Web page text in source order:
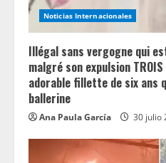
i
n
g
Noticias Internacionales
Illégal sans vergogne qui
malgré son expulsion
adorable fillette de six ans
ballerine
Ana Paula García 30 julio